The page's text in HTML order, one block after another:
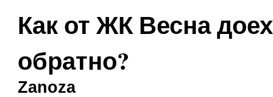
Как от ЖК Весна
обратно?
Zanoza